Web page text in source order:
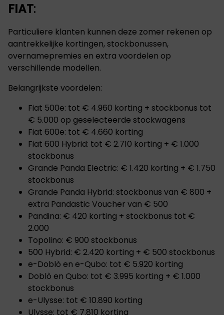
FIAT:
Particuliere klanten kunnen deze zomer rekenen op
aantrekkelijke kortingen, stockbonussen,
overnamepremies en extra voordelen op
verschillende modellen.
Belangrijkste voordelen:
Fiat 500e: tot € 4.960 korting + stockbonus tot
€ 5.000 op geselecteerde stockwagens
Fiat 600e: tot € 4.660 korting
Fiat 600 Hybrid: tot € 2.710 korting + € 1.000
stockbonus
Grande Panda Electric: € 1.420 korting + € 1.750
stockbonus
Grande Panda Hybrid: stockbonus van € 800 +
extra Pandastic Voucher van € 500
Pandina: € 420 korting + stockbonus tot €
2.000
Topolino: € 900 stockbonus
500 Hybrid: € 2.420 korting + € 500 stockbonus
e-Doblò en e-Qubo: tot € 5.920 korting
Doblò en Qubo: tot € 3.995 korting + € 1.000
stockbonus
e-Ulysse: tot € 10.890 korting
Ulysse: tot € 7.810 korting